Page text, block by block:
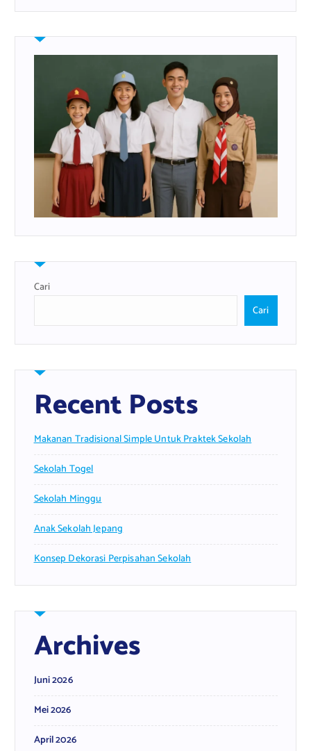
Cari
Cari
Recent Posts
Makanan Tradisional Simple Untuk Praktek Sekolah
Sekolah Togel
Sekolah Minggu
Anak Sekolah Jepang
Konsep Dekorasi Perpisahan Sekolah
Archives
Juni 2026
Mei 2026
April 2026